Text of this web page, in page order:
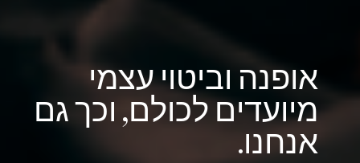
אופנה וביטויעצמי
מיועדיםלכולם, וכךגם
אנחנו.